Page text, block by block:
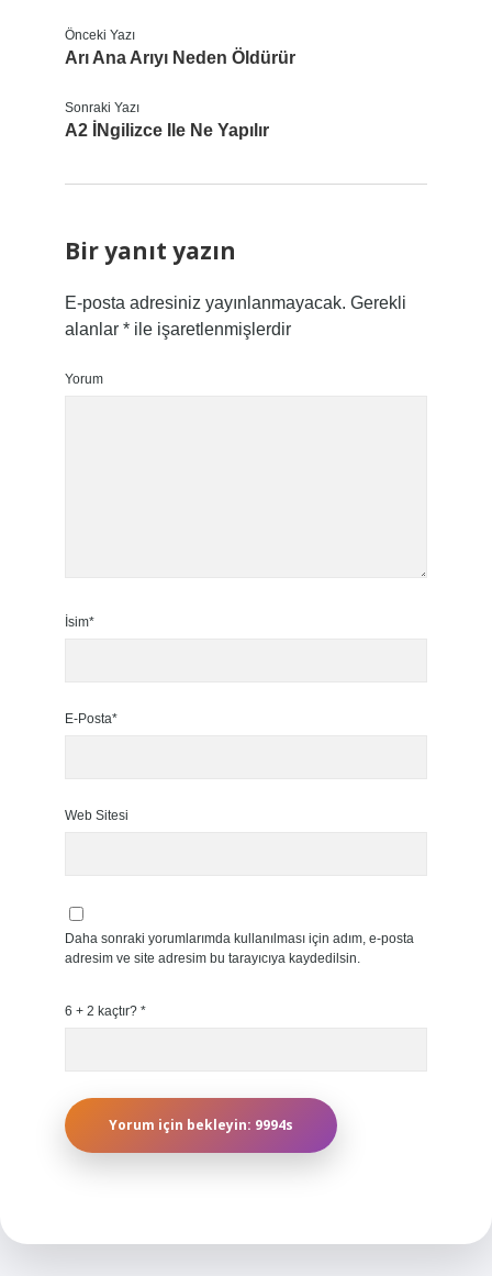
Önceki Yazı
Arı Ana Arıyı Neden Öldürür
Sonraki Yazı
A2 İNgilizce Ile Ne Yapılır
Bir yanıt yazın
E-posta adresiniz yayınlanmayacak. Gerekli
alanlar *ile işaretlenmişlerdir
Yorum
İsim*
E-Posta*
Web Sitesi
Daha sonraki yorumlarımda kullanılması için adım, e-posta
adresim ve site adresim bu tarayıcıya kaydedilsin.
6 + 2 kaçtır? *